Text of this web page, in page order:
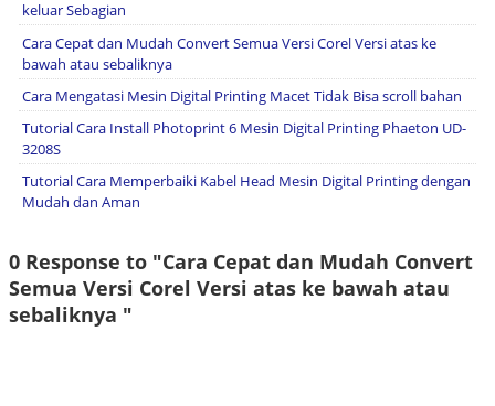
keluar Sebagian
Cara Cepat dan Mudah Convert Semua Versi Corel Versi atas ke
bawah atau sebaliknya
Cara Mengatasi Mesin Digital Printing Macet Tidak Bisa scroll bahan
Tutorial Cara Install Photoprint 6 Mesin Digital Printing Phaeton UD-
3208S
Tutorial Cara Memperbaiki Kabel Head Mesin Digital Printing dengan
Mudah dan Aman
0 Response to "Cara Cepat dan Mudah Convert
Semua Versi Corel Versi atas ke bawah atau
sebaliknya "